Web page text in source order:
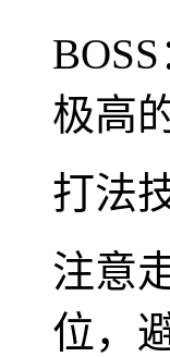
极高
打法
注意
位，